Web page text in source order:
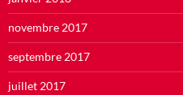
novembre 2017
septembre 2017
juillet 2017